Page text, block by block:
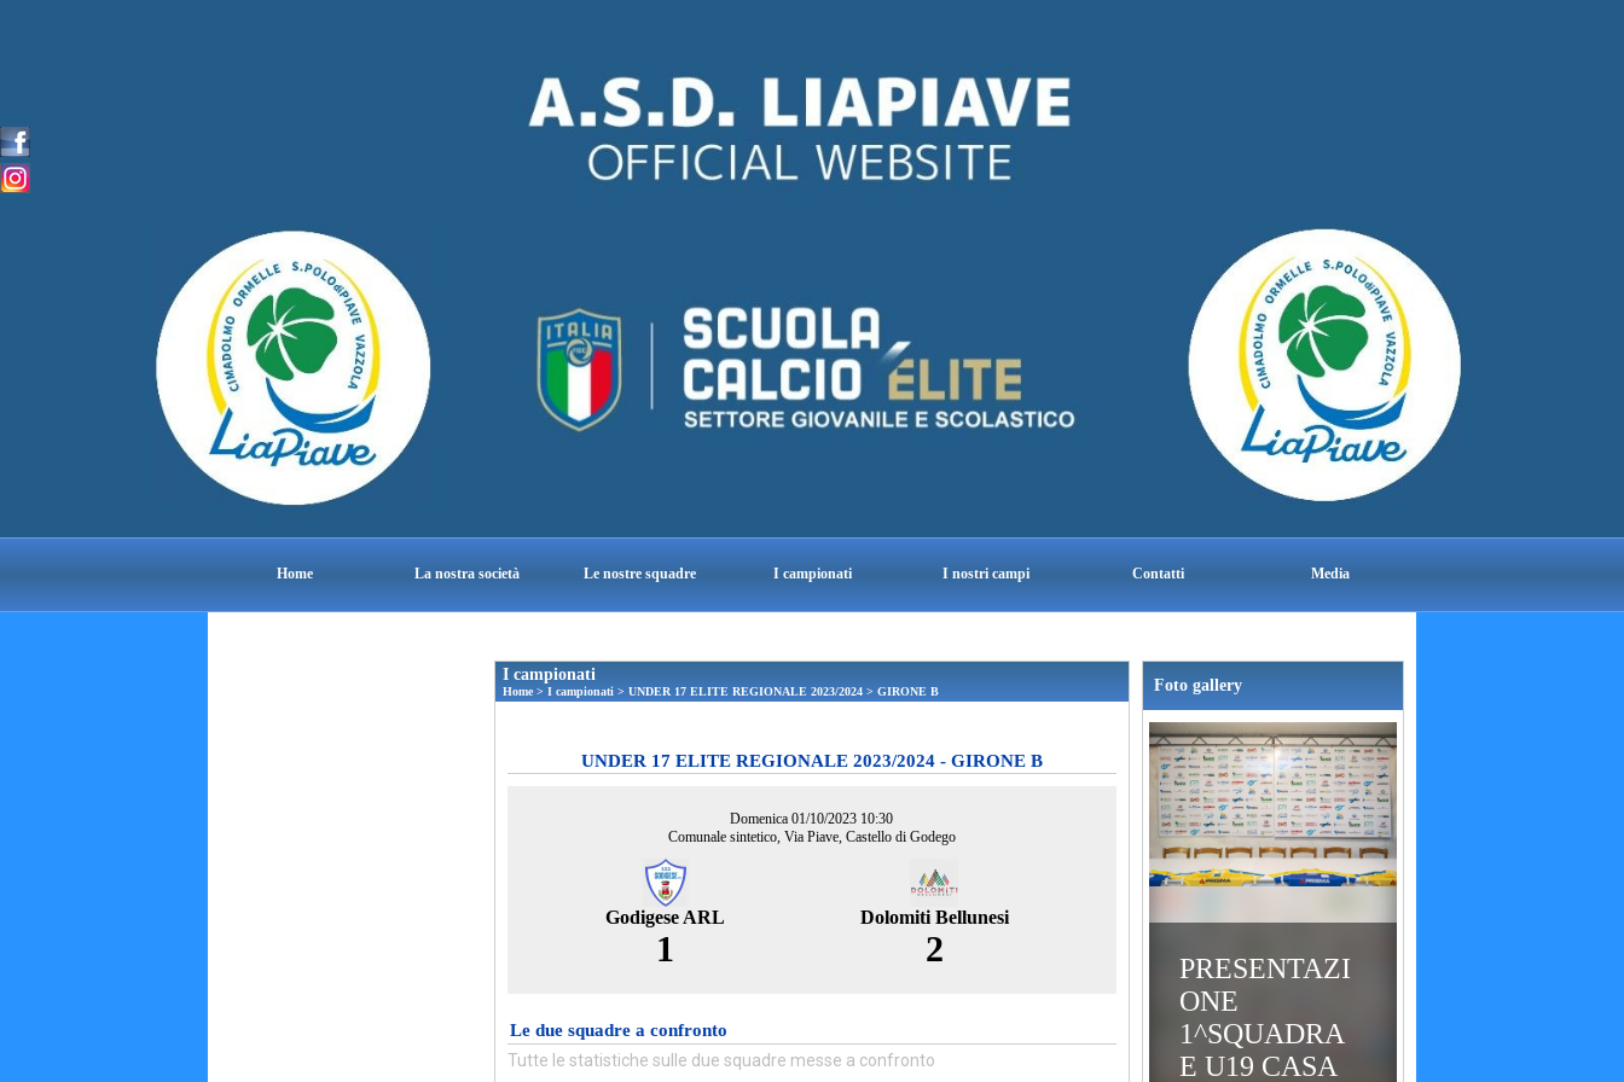
Home La nostra società Le nostre squadre I campionati I nostri campi Contatti Media
I campionati
Home> I campionati> UNDER 17 ELITE REGIONALE 2023/2024> GIRONE B
UNDER 17 ELITE REGIONALE 2023/2024 - GIRONE B
Domenica 01/10/2023 10:30
Comunale sintetico, Via Piave, Castello di Godego
Godigese ARL Dolomiti Bellunesi
1 2
Le due squadre a confronto
Tutte le statistiche sulle due squadre messe a confronto
Foto gallery
PRESENTAZI
ONE
1^SQUADRA
E U19 CASA